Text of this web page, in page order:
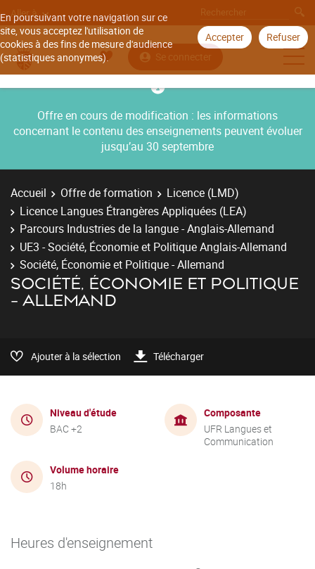
En poursuivant votre navigation sur ce
site, vous acceptez l'utilisation de
cookies à des fins de mesure d'audience
(statistiques anonymes).
Accepter Refuser
Aller à
Se connecter
Offre en cours de modification : les informations
concernant le contenu des enseignements peuvent évoluer
jusqu’au 30 septembre
Accueil Offre de formation
Licence (LMD)
Licence Langues Étrangères Appliquées (LEA)
Parcours Industries de la langue - Anglais-Allemand
UE3 - Société, Économie et Politique Anglais-Allemand
Société, Économie et Politique - Allemand
SOCIÉTÉ, ÉCONOMIE ET POLITIQUE
- ALLEMAND
Ajouter à la sélection Télécharger
Niveau d'étude
BAC +2
Composante
UFR Langues et
Communication
Volume horaire
18h
Heures d'enseignement